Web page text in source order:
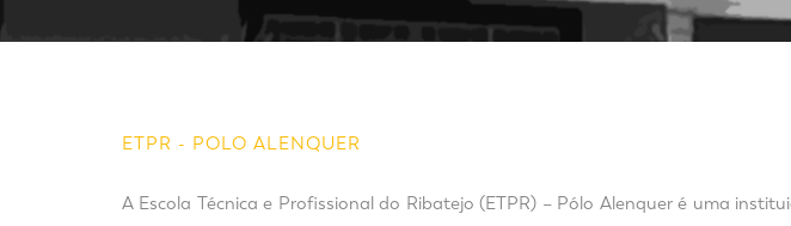
ETPR - POLO ALENQUER
A Escola Técnica e Profissional do Ribatejo (ETPR) – Pólo Alenquer é uma